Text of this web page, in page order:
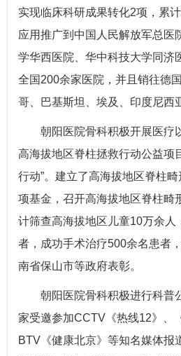
实现临床科研成果转化2项，累
应用推广到中国人民解放军总医
学华西医院、华中科技大学同济
全国200余家医院，并且销往德
哥、巴基斯坦、埃及、印度尼西
朝阳医院骨科积极开展医疗
高海拔地区脊柱拯救行动公益项
行动”。建立了高海拔地区脊柱
项基金，召开高海拔地区脊柱畸
计筛查高海拔地区儿童10万余人
者，成功手术治疗500余名患者
南省保山市等政府表彰。
朝阳医院骨科积极进行科普
家受邀参加CCTV《热线12》、
BTV《健康北京》等知名媒体报